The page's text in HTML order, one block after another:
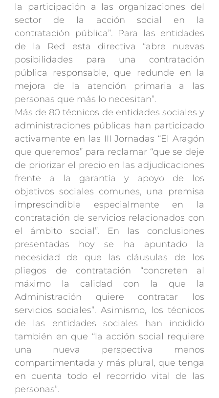
la participación a las organizaciones del
sector de la acción social en la
contratación pública”. Para las entidades
de la Red esta directiva “abre nuevas
posibilidades para una contratación
pública responsable, que redunde en la
mejora de la atención primaria a las
personas que más lo necesitan”.
Más de 80 técnicos de entidades sociales y
administraciones públicas han participado
activamente en las III Jornadas “El Aragón
que queremos” para reclamar “que se deje
de priorizar el precio en las adjudicaciones
frente a la garantía y apoyo de los
objetivos sociales comunes, una premisa
imprescindible especialmente en la
contratación de servicios relacionados con
el ámbito social”. En las conclusiones
presentadas hoy se ha apuntado la
necesidad de que las cláusulas de los
pliegos de contratación “concreten al
máximo la calidad con la que la
Administración quiere contratar los
servicios sociales”. Asimismo, los técnicos
de las entidades sociales han incidido
también en que “la acción social requiere
una nueva perspectiva menos
compartimentada y más plural, que tenga
en cuenta todo el recorrido vital de las
personas”.